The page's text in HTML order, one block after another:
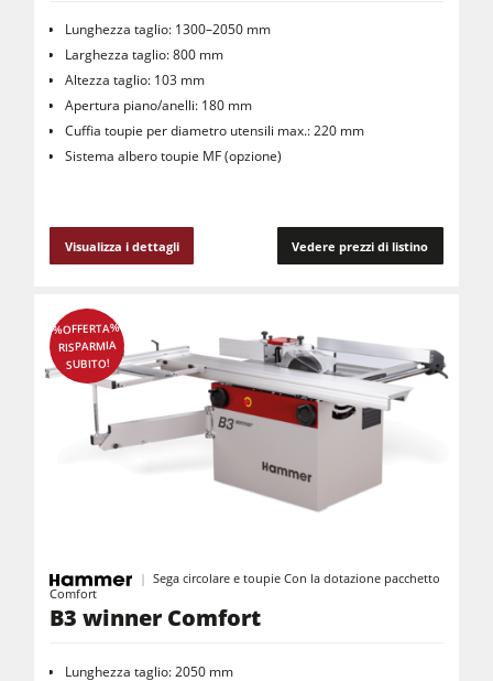
Lunghezza taglio: 1300–2050 mm
Larghezza taglio: 800 mm
Altezza taglio: 103 mm
Apertura piano/anelli: 180 mm
Cuffia toupie per diametro utensili max.: 220 mm
Sistema albero toupie MF (opzione)
Visualizza i dettagli Vedere prezzi di listino
%OFFERTA%
RISPARMIA
SUBITO!
Sega circolare e toupie Con la dotazione pacchetto
Comfort
B3 winner Comfort
Lunghezza taglio: 2050 mm